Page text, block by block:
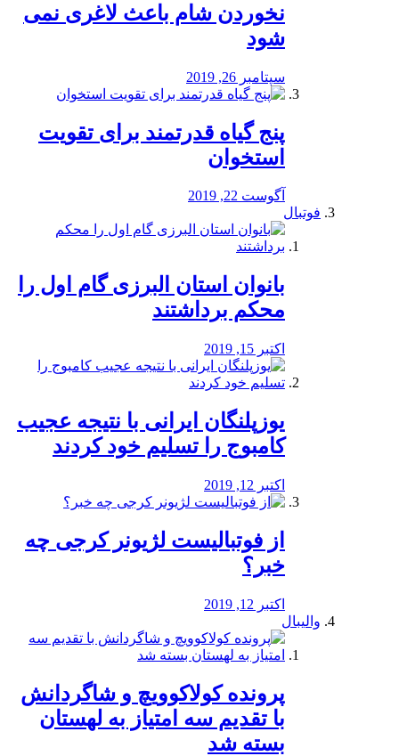
نخوردن شام باعث لاغری نمی
‌شود
سپتامبر 26, 2019
پنج گیاه قدرتمند برای تقویت
استخوان
آگوست 22, 2019
فوتبال
بانوان استان البرزی گام اول را
محكم برداشتند
اکتبر 15, 2019
یوزپلنگان ایرانی با نتیجه عجیب
کامبوج را تسلیم خود کردند
اکتبر 12, 2019
از فوتبالیست لژیونر کرجی چه
خبر؟
اکتبر 12, 2019
والیبال
پرونده کولاکوویچ و شاگردانش
با تقدیم سه امتیاز به لهستان
بسته شد